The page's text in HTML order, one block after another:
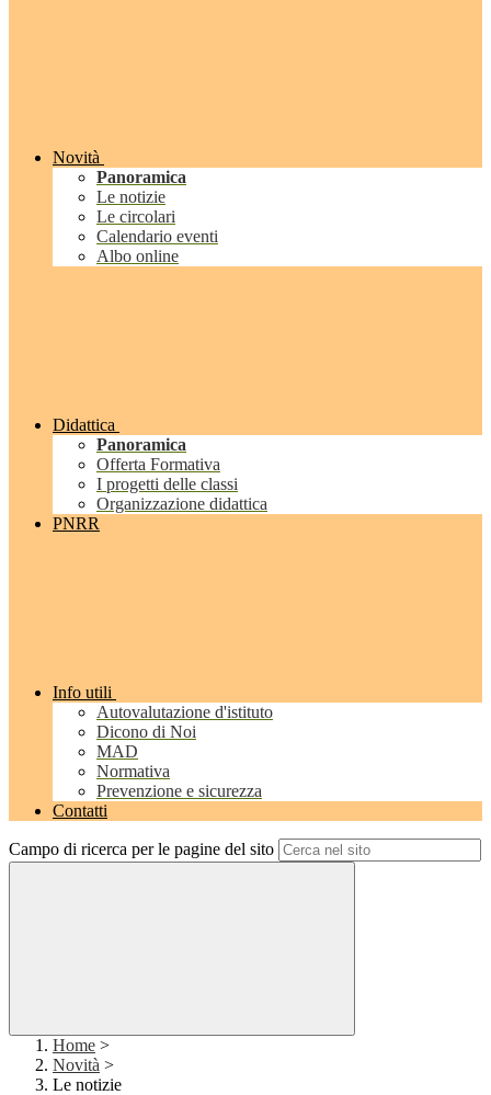
Novità
Panoramica
Le notizie
Le circolari
Calendario eventi
Albo online
Didattica
Panoramica
Offerta Formativa
I progetti delle classi
Organizzazione didattica
PNRR
Info utili
Autovalutazione d'istituto
Dicono di Noi
MAD
Normativa
Prevenzione e sicurezza
Contatti
Campo di ricerca per le pagine del sito
Home >
Novità >
Le notizie